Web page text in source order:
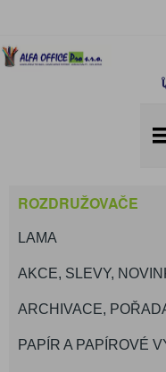
ROZDRUŽOVAČE
LAMA
AKCE, SLEVY,
ARCHIVACE,
PAPÍR A PAPÍROVÉ